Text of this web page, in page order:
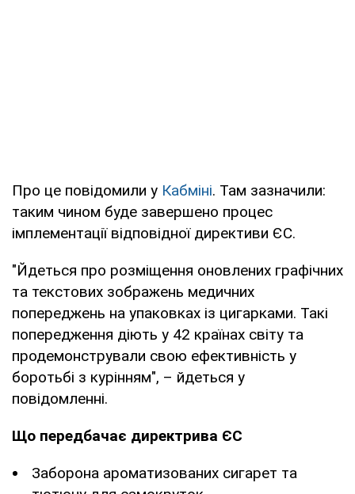
Про це повідомили у Кабміні. Там зазначили:
таким чином буде завершено процес
імплементації відповідної директиви ЄС.
"Йдеться про розміщення оновлених графічних
та текстових зображень медичних
попереджень на упаковках із цигарками. Такі
попередження діють у 42 країнах світу та
продемонстрували свою ефективність у
боротьбі з курінням", – йдеться у
повідомленні.
Що передбачає директрива ЄС
Заборона ароматизованих сигарет та